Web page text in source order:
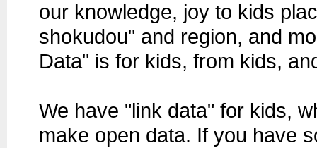
our knowledge, joy to kids
shokudou" and region, and
Data" is for kids, from kids,
We have "link data" for kids,
make open data. If you have